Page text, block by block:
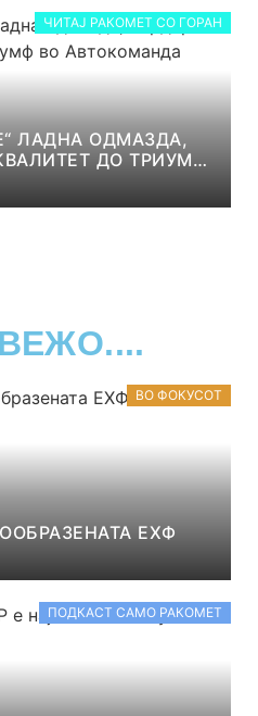
ЧИТАЈ РАКОМЕТ СО ГОРАН
ЛАДНА ОДМАЗДА,
ДО ТРИУМФ
ВО ФОКУСОТ
ЕХФ
ПОДКАСТ САМО РАКОМЕТ